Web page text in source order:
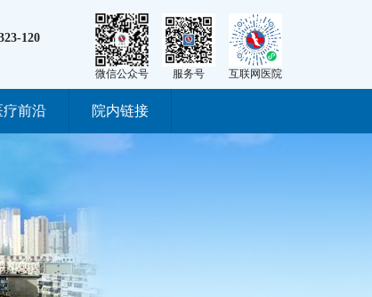
120
互联网医院
服务号
微信公众号
疗前沿 院内链接